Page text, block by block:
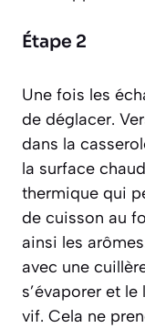
Étape 2
Une fois les
de déglacer.
dans la
la surface
thermique qui
de cuisson au
ainsi les
avec une
s’évaporer et
vif. Cela ne